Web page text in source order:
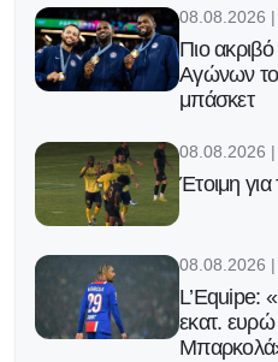
08.08.2026 |
Πιο
Αγώνων
μπάσκετ
08.08.2026
Έτοιμη για
08.08.2026 |
L’Equipe:
εκατ. ευρώ